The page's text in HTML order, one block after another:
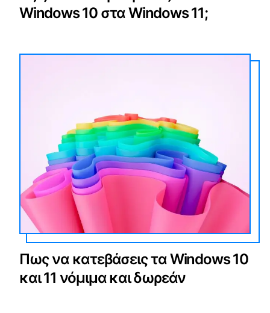
Windows 10 στα Windows 11;
Πως να κατεβάσεις τα Windows 10
και 11 νόμιμα και δωρεάν